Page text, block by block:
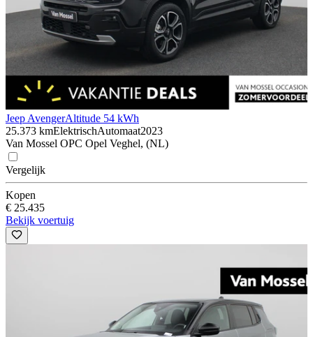
Jeep AvengerAltitude 54 kWh
25.373 kmElektrischAutomaat2023
Van Mossel OPC Opel Veghel, (NL)
Vergelijk
Kopen
€ 25.435
Bekijk voertuig